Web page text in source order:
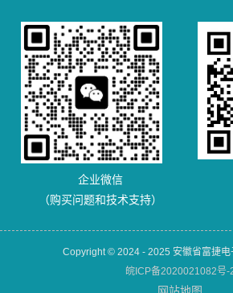
企业微信
（购买问题和技术支持）
Copyright © 2024 - 2025 安徽省富捷电
皖ICP备2020021082号-
网站地图